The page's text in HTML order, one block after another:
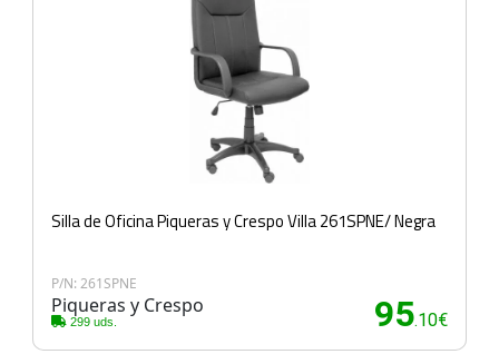
Silla de Oficina Piqueras y Crespo Villa 261SPNE/ Negra
P/N: 261SPNE
Piqueras y Crespo
299 uds. 95.10€